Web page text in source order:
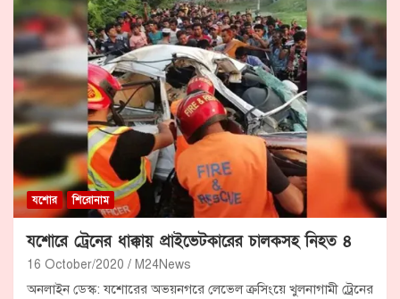
যশোর শিরোনাম
যশোরে ট্রেনের ধাক্কায় প্রাইভেটকারের চালকসহ নিহত ৪
16 October/2020 M24News
অনলাইন ডেস্ক: যশোরের অভয়নগরে লেভেল ক্রসিংয়ে খুলনাগামী ট্রেনের